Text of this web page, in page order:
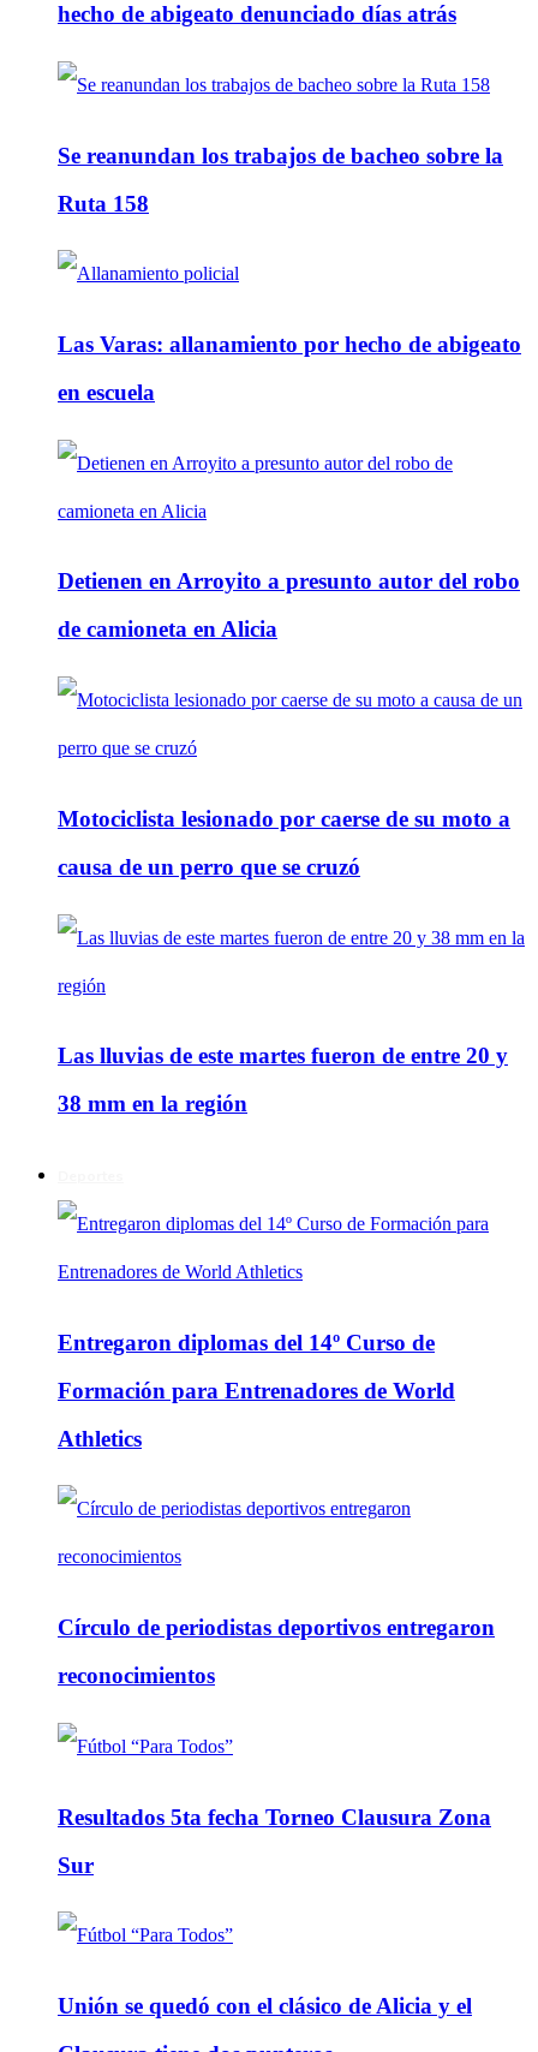
hecho de abigeato denunciado días atrás
Se reanundan los trabajos de bacheo sobre la
Ruta 158
Las Varas: allanamiento por hecho de abigeato
en escuela
Detienen en Arroyito a presunto autor del robo
de camioneta en Alicia
Motociclista lesionado por caerse de su moto a
causa de un perro que se cruzó
Las lluvias de este martes fueron de entre 20 y
38 mm en la región
Entregaron diplomas del 14º Curso de
Formación para Entrenadores de World
Athletics
Círculo de periodistas deportivos entregaron
reconocimientos
Resultados 5ta fecha Torneo Clausura Zona
Sur
Unión se quedó con el clásico de Alicia y el